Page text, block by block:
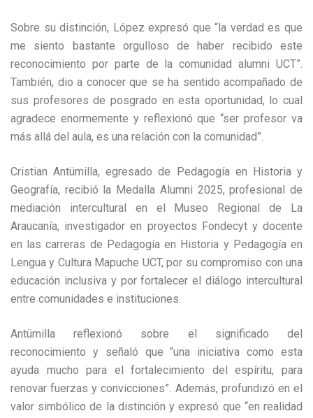
Sobre su distinción, López expresó que “la verdad es que
me siento bastante orgulloso de haber recibido este
reconocimiento por parte de la comunidad alumni UCT”.
También, dio a conocer que se ha sentido acompañado de
sus profesores de posgrado en esta oportunidad, lo cual
agradece enormemente y reflexionó que “ser profesor va
más allá del aula, es una relación con la comunidad”.
Cristian Antümilla, egresado de Pedagogía en Historia y
Geografía, recibió la Medalla Alumni 2025, profesional de
mediación intercultural en el Museo Regional de La
Araucanía, investigador en proyectos Fondecyt y docente
en las carreras de Pedagogía en Historia y Pedagogía en
Lengua y Cultura Mapuche UCT, por su compromiso con una
educación inclusiva y por fortalecer el diálogo intercultural
entre comunidades e instituciones.
Antümilla reflexionó sobre el significado del
reconocimiento y señaló que “una iniciativa como esta
ayuda mucho para el fortalecimiento del espíritu, para
renovar fuerzas y convicciones”. Además, profundizó en el
valor simbólico de la distinción y expresó que “en realidad